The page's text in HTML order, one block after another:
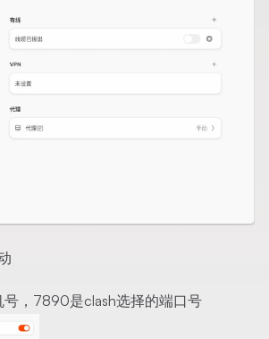
号，7890是clash选择的端口号